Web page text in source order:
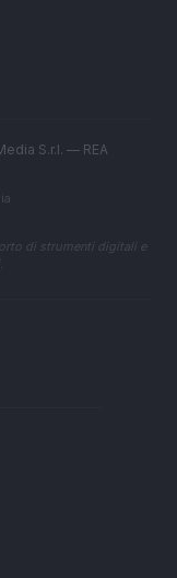
S.r.l. — REA
di strumenti digitali e